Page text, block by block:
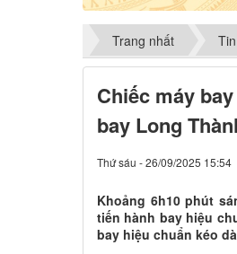
Trang nhất
Chiếc máy
bay Long
Thứ sáu - 26/09/2025 15:54
Khoảng 6h10 phút
tiến hành bay hiệu
bay hiệu chuẩn kéo